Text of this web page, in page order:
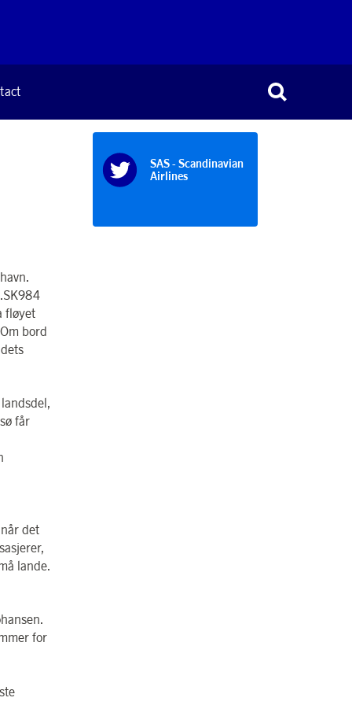
fløyet
bord
får
det
lande.
for
SAS - Scandinavian
Airlines